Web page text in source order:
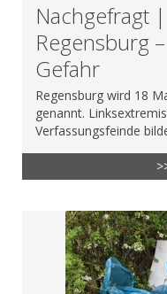
Nachgefragt
Regensburg
Gefahr
Regensburg wird 18
genannt.
Verfassungsfeinde